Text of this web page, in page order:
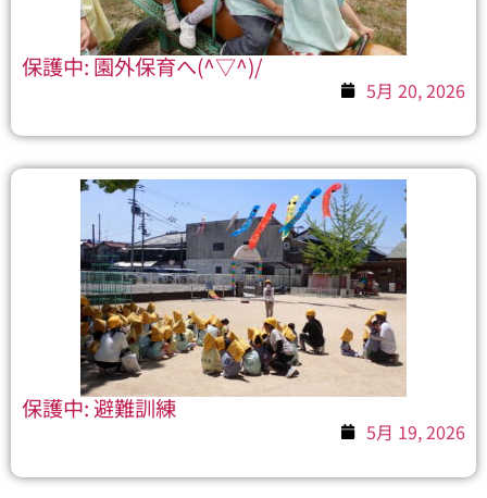
保護中: 園外保育へ(^▽^)/
5月 20, 2026
保護中: 避難訓練
5月 19, 2026